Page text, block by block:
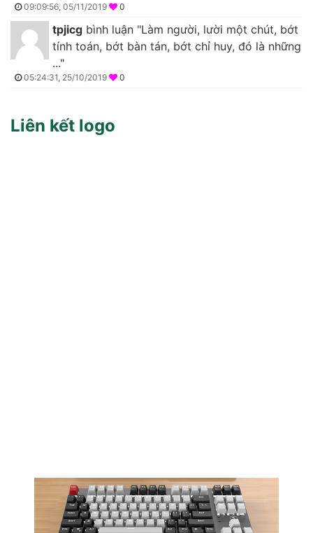
09:09:56, 05/11/2019 0
tpjicg bình luận "Làm người, lười một chút, bớt
tính toán, bớt bàn tán, bớt chỉ huy, đó là những
..."
05:24:31, 25/10/2019 0
Liên kết logo